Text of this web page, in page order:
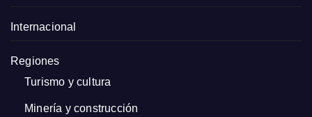
Internacional
Regiones
Turismo y cultura
Minería y construcción